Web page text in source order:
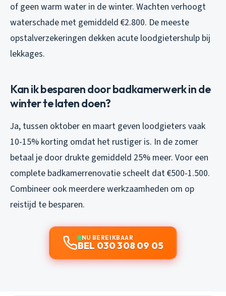
of geen warm water in de winter. Wachten verhoogt
waterschade met gemiddeld €2.800. De meeste
opstalverzekeringen dekken acute loodgietershulp bij
lekkages.
Kan ik besparen door badkamerwerk in de
winter te laten doen?
Ja, tussen oktober en maart geven loodgieters vaak
10-15% korting omdat het rustiger is. In de zomer
betaal je door drukte gemiddeld 25% meer. Voor een
complete badkamerrenovatie scheelt dat €500-1.500.
Combineer ook meerdere werkzaamheden om op
reistijd te besparen.
NU BEREIKBAAR
BEL 030 308 09 05